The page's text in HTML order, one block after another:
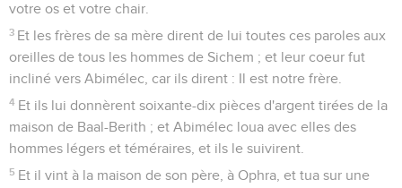
votre os et votre chair.
3 Et les frères de sa mère dirent de lui toutes ces paroles aux
oreilles de tous les hommes de Sichem ; et leur coeur fut
incliné vers Abimélec, car ils dirent : Il est notre frère.
4 Et ils lui donnèrent soixante-dix pièces d'argent tirées de la
maison de Baal-Berith ; et Abimélec loua avec elles des
hommes légers et téméraires, et ils le suivirent.
5 Et il vint à la maison de son père, à Ophra, et tua sur une